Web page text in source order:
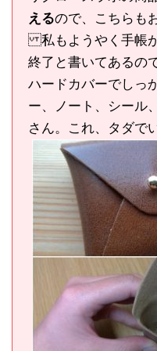
えるので、こちらも
私もようやく手帳
終了と書いてあるの
ハードカバーでしっ
ー、ノート、シール
さん。これ、タダで